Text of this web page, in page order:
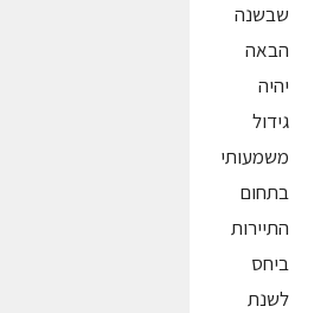
שבשנה
הבאה
יהיה
גידול
משמעותי
בתחום
התיירות
ביחס
לשנת